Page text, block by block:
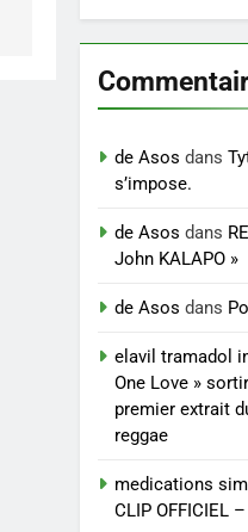
de Asos dans
s’impose.
de Asos dans
John KALAPO »
de Asos dans
elavil tramadol
One Love »
premier extrait
reggae
medications
CLIP OFFICIEL